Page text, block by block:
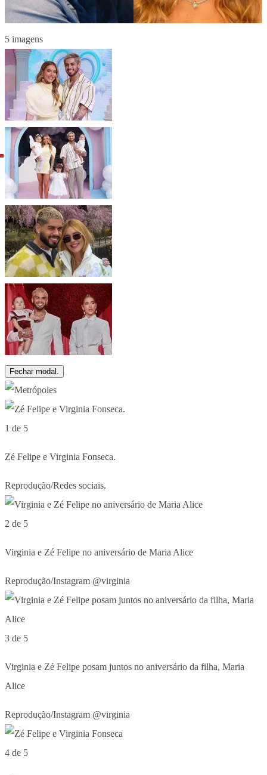
5 imagens
Fechar modal.
1 de 5
Zé Felipe e Virginia Fonseca.
Reprodução/Redes sociais.
2 de 5
Virginia e Zé Felipe no aniversário de Maria Alice
Reprodução/Instagram @virginia
3 de 5
Virginia e Zé Felipe posam juntos no aniversário da filha, Maria
Alice
Reprodução/Instagram @virginia
4 de 5